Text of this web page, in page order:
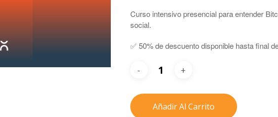
Curso intensivo presencial para entender
social.
✅ 50% de descuento disponible hasta final
Añadir Al Carrito